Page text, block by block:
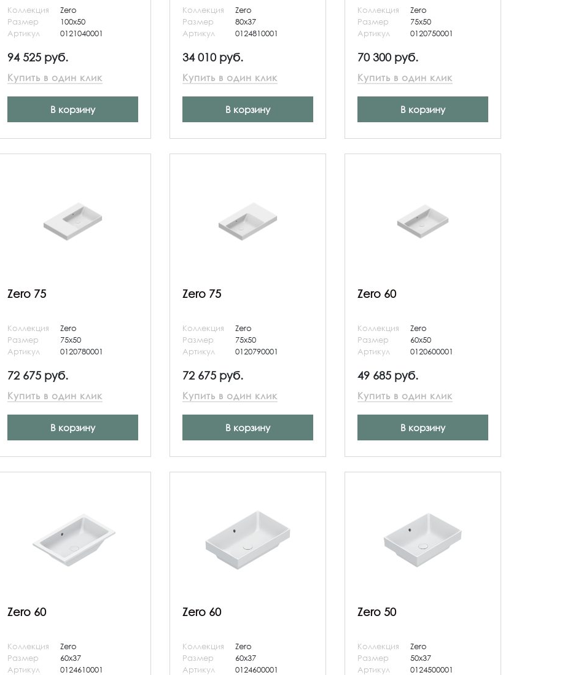
Коллекция
Zero
Размер
100x50
Артикул
0121040001
94 525 руб.
Купить в один клик
В корзину
Коллекция
Zero
Размер
80x37
Артикул
0124810001
34 010 руб.
Купить в один клик
В корзину
Коллекция
Zero
Размер
75x50
Артикул
0120750001
70 300 руб.
Купить в один клик
В корзину
Zero 75
Коллекция
Zero
Размер
75x50
Артикул
0120780001
72 675 руб.
Купить в один клик
В корзину
Zero 75
Коллекция
Zero
Размер
75x50
Артикул
0120790001
72 675 руб.
Купить в один клик
В корзину
Zero 60
Коллекция
Zero
Размер
60x50
Артикул
0120600001
49 685 руб.
Купить в один клик
В корзину
Zero 60
Коллекция
Zero
Размер
60x37
Артикул
0124610001
Zero 60
Коллекция
Zero
Размер
60x37
Артикул
0124600001
Zero 50
Коллекция
Zero
Размер
50x37
Артикул
0124500001